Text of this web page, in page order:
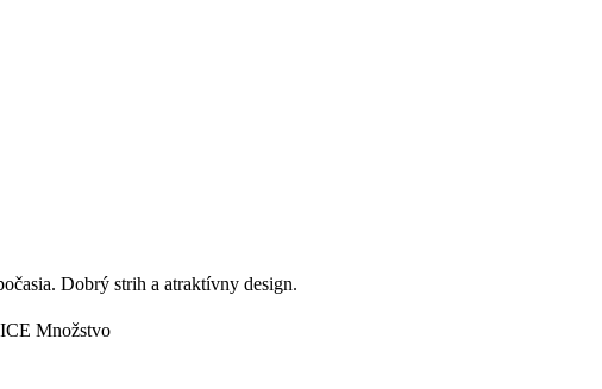
Dobrý strih a atraktívny design.
Množstvo